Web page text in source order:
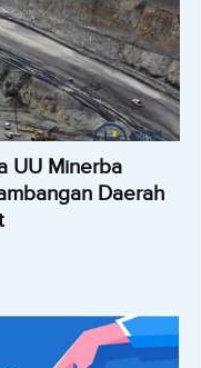
UU Minerba
Daerah